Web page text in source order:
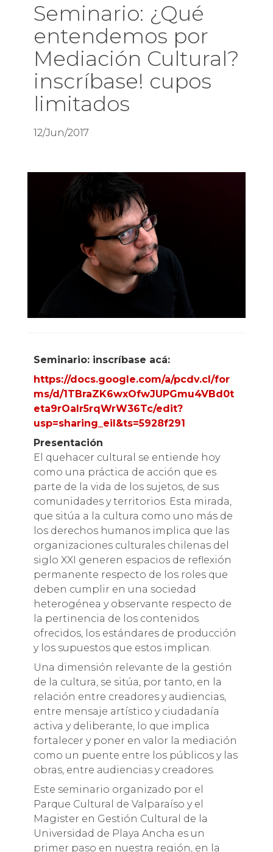
Seminario: ¿Qué
entendemos por
Mediación Cultural?
inscríbase! cupos
limitados
12/Jun/2017
Seminario: inscríbase acá:
https://docs.google.com/a/pcdv.cl/for
ms/d/1TBraZK6wxOfwJUPGmu4VBd0t
eta9rOalr5rqWrW36Tc/edit?
usp=sharing_eil&ts=5928f291
Presentación
El quehacer cultural se entiende hoy
como una práctica de acción que es
parte de la vida de los sujetos, de sus
comunidades y territorios. Esta mirada,
que sitúa a la cultura como uno más de
los derechos humanos implica que las
organizaciones culturales chilenas del
siglo XXI generen espacios de reflexión
permanente respecto de los roles que
deben cumplir en una sociedad
heterogénea y observante respecto de
la pertinencia de los contenidos
ofrecidos, los estándares de producción
y los supuestos que estos implican.
Una dimensión relevante de la gestión
de la cultura, se sitúa, por tanto, en la
relación entre creadores y audiencias,
entre mensaje artístico y ciudadanía
activa y deliberante, lo que implica
fortalecer y poner en valor la mediación
como un puente entre los públicos y las
obras, entre audiencias y creadores.
Este seminario organizado por el
Parque Cultural de Valparaíso y el
Magister en Gestión Cultural de la
Universidad de Playa Ancha es un
primer paso en nuestra región, en la